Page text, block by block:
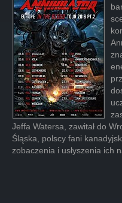
Jeffa Watersa, zawitał do
Śląska, polscy fani
zobaczenia i usłyszenia ich